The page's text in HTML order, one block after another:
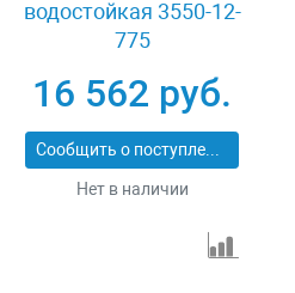
водостойкая 3550-12-
775
16 562 руб.
Сообщить о поступлении
Нет в наличии